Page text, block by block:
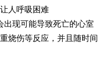
让人呼吸困难
出现可能导致死亡的心室
烧伤等反应，并且随时间